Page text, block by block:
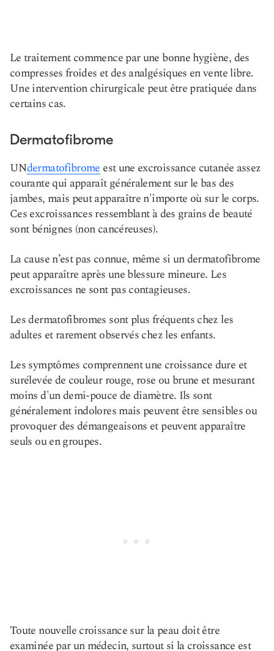
Le traitement commence par une bonne hygiène, des
compresses froides et des analgésiques en vente libre.
Une intervention chirurgicale peut être pratiquée dans
certains cas.
Dermatofibrome
UNdermatofibrome est une excroissance cutanée assez
courante qui apparaît généralement sur le bas des
jambes, mais peut apparaître n'importe où sur le corps.
Ces excroissances ressemblant à des grains de beauté
sont bénignes (non cancéreuses).
La cause n’est pas connue, même si un dermatofibrome
peut apparaître après une blessure mineure. Les
excroissances ne sont pas contagieuses.
Les dermatofibromes sont plus fréquents chez les
adultes et rarement observés chez les enfants.
Les symptômes comprennent une croissance dure et
surélevée de couleur rouge, rose ou brune et mesurant
moins d'un demi-pouce de diamètre. Ils sont
généralement indolores mais peuvent être sensibles ou
provoquer des démangeaisons et peuvent apparaître
seuls ou en groupes.
Toute nouvelle croissance sur la peau doit être
examinée par un médecin, surtout si la croissance est